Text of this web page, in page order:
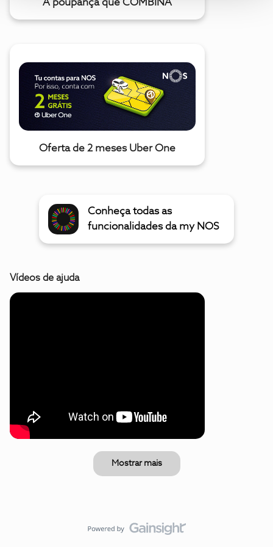
A poupança que COMBINA
Oferta de 2 meses Uber One
Conheça todas as
funcionalidades da my NOS
Vídeos de ajuda
Mostrar mais